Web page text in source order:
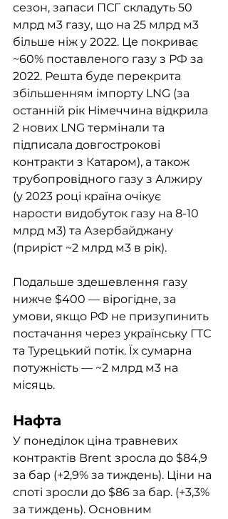
сезон, запаси ПСГ складуть 50
млрд м3 газу, що на 25 млрд м3
більше ніж у 2022. Це покриває
~60% поставленого газу з РФ за
2022. Решта буде перекрита
збільшенням імпорту LNG (за
останній рік Німеччина відкрила
2 нових LNG термінали та
підписала довгострокові
контракти з Катаром), а також
трубопровідного газу з Алжиру
(у 2023 році країна очікує
нарости видобуток газу на 8-10
млрд м3) та Азербайджану
(приріст ~2 млрд м3 в рік).
Подальше здешевлення газу
нижче $400 — вірогідне, за
умови, якщо РФ не призупинить
постачання через українську ГТС
та Турецький потік. Їх сумарна
потужність — ~2 млрд м3 на
місяць.
Нафта
У понеділок ціна травневих
контрактів Brent зросла до $84,9
за бар (+2,9% за тиждень). Ціни на
споті зросли до $86 за бар. (+3,3%
за тиждень). Основним